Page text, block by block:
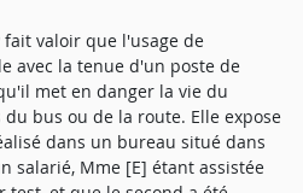
fait valoir que l'usage de
avec la tenue d'un poste de
met en danger la vie du
bus ou de la route. Elle expose
dans un bureau situé dans
salarié, Mme [E] étant assistée